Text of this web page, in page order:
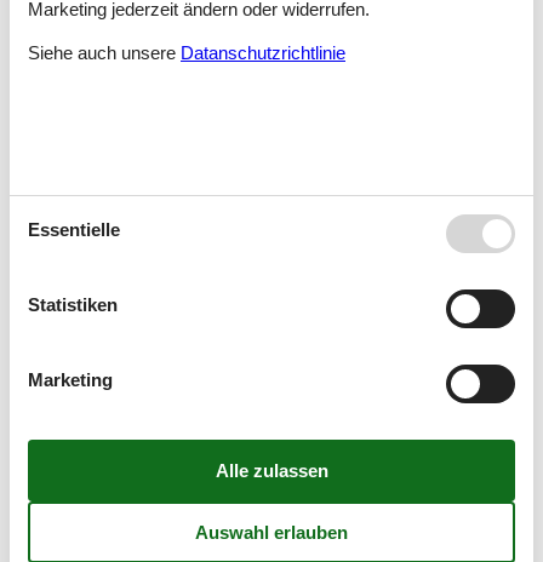
Ugljan-Kali
Marketing jederzeit ändern oder widerrufen.
Siehe auch unsere Datanschutzrichtlinie
Essentielle
Statistiken
Marketing